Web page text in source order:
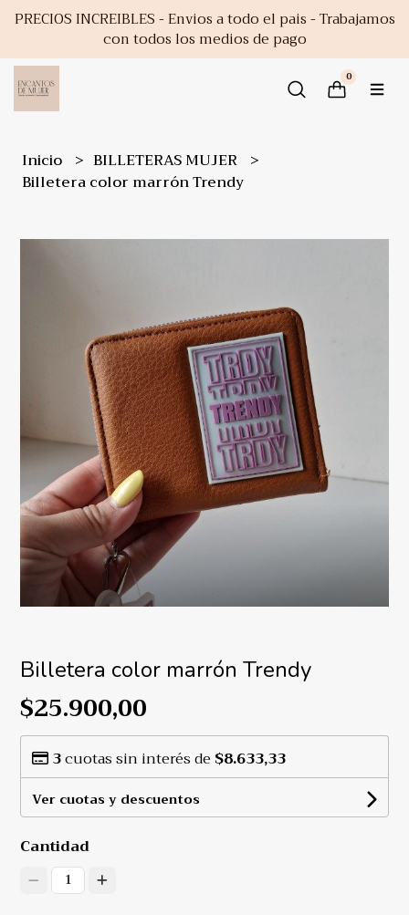
PRECIOS INCREIBLES - Envios a todo el pais - Trabajamos
con todos los medios de pago
0
Inicio
BILLETERAS MUJER
Billetera color marrón Trendy
Billetera color marrón Trendy
$25.900,00
3cuotas sin interés de $8.633,33
Ver cuotas y descuentos
Cantidad
1